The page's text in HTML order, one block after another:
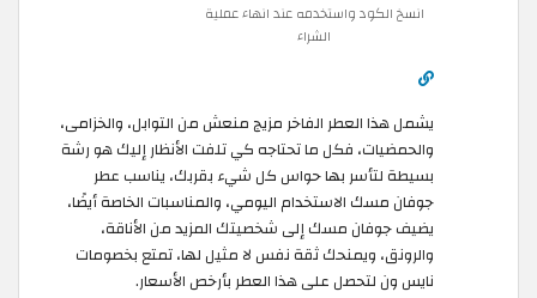
انسخ الكود واستخدمه عند انهاء عملية
الشراء
يشمل هذا العطر الفاخر مزيج منعش من التوابل، والخزامى،
والحمضيات، فكل ما تحتاجه كي تلفت الأنظار إليك هو رشة
بسيطة لتأسر بها حواس كل شيء بقربك، يناسب عطر
جوفان مسك الاستخدام اليومي، والمناسبات الخاصة أيضًا،
يضيف جوفان مسك إلى شخصيتك المزيد من الأناقة،
والرونق، ويمنحك ثقة نفس لا مثيل لها، تمتع بخصومات
نايس ون لتحصل على هذا العطر بأرخص الأسعار.